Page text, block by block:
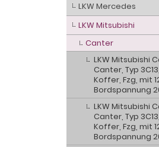
LKW Mercedes
LKW Mitsubishi
Canter
LKW Mitsubishi
Canter, Typ
Koffer, Fzg, mit
Bordspannung
LKW Mitsubishi
Canter, Typ
Koffer, Fzg, mit
Bordspannung